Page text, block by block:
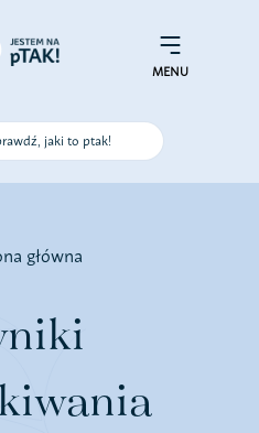
MENU
jaki to ptak!
Jestem na
główna